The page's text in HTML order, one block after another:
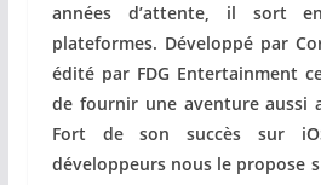
années d’attente, il sort
plateformes. Développé par
édité par FDG Entertainment
de fournir une aventure aussi
Fort de son succès sur
développeurs nous le propose